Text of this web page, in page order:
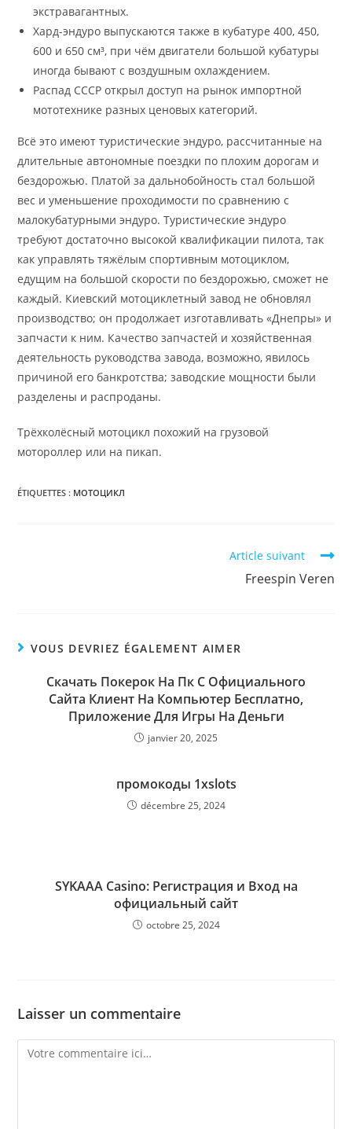
экстравагантных.
Хард-эндуро выпускаются также в кубатуре 400, 450,
600 и 650 см³, при чём двигатели большой кубатуры
иногда бывают с воздушным охлаждением.
Распад СССР открыл доступ на рынок импортной
мототехнике разных ценовых категорий.
Всё это имеют туристические эндуро, рассчитанные на
длительные автономные поездки по плохим дорогам и
бездорожью. Платой за дальнобойность стал большой
вес и уменьшение проходимости по сравнению с
малокубатурными эндуро. Туристические эндуро
требуют достаточно высокой квалификации пилота, так
как управлять тяжёлым спортивным мотоциклом,
едущим на большой скорости по бездорожью, сможет не
каждый. Киевский мотоциклетный завод не обновлял
производство; он продолжает изготавливать «Днепры» и
запчасти к ним. Качество запчастей и хозяйственная
деятельность руководства завода, возможно, явилось
причиной его банкротства; заводские мощности были
разделены и распроданы.
Трёхколёсный мотоцикл похожий на грузовой
мотороллер или на пикап.
ÉTIQUETTES : МОТОЦИКЛ
Article suivant
Freespin Veren
VOUS DEVRIEZ ÉGALEMENT AIMER
Скачать Покерок На Пк С Официального
Сайта Клиент На Компьютер Бесплатно,
Приложение Для Игры На Деньги
janvier 20, 2025
промокоды 1xslots
décembre 25, 2024
SYKAAA Casino: Регистрация и Вход на
официальный сайт
octobre 25, 2024
Laisser un commentaire
Comment